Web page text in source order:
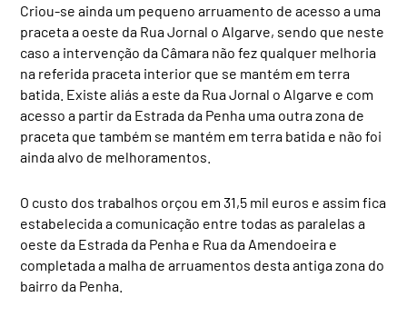
Criou-se ainda um pequeno arruamento de acesso a uma
praceta a oeste da Rua Jornal o Algarve, sendo que neste
caso a intervenção da Câmara não fez qualquer melhoria
na referida praceta interior que se mantém em terra
batida. Existe aliás a este da Rua Jornal o Algarve e com
acesso a partir da Estrada da Penha uma outra zona de
praceta que também se mantém em terra batida e não foi
ainda alvo de melhoramentos.
O custo dos trabalhos orçou em 31,5 mil euros e assim fica
estabelecida a comunicação entre todas as paralelas a
oeste da Estrada da Penha e Rua da Amendoeira e
completada a malha de arruamentos desta antiga zona do
bairro da Penha.